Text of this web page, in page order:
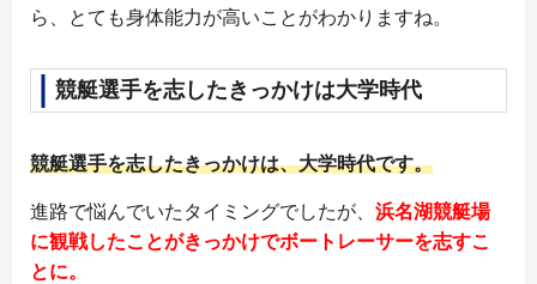
ら、とても身体能力が高いことがわかりますね。
競艇選手を志したきっかけは大学時代
競艇選手を志したきっかけは、大学時代です。
進路で悩んでいたタイミングでしたが、 浜名湖競艇場
に観戦したことがきっかけでボートレーサーを志すこ
とに。